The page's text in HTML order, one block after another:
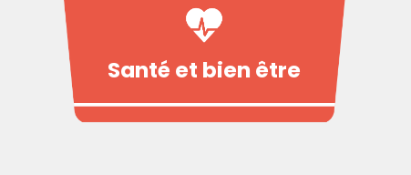
Santé et bien être